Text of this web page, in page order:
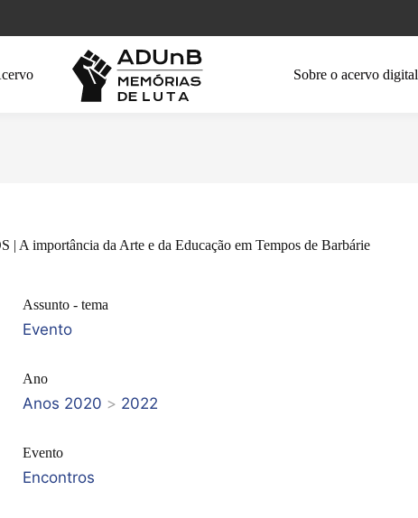
Sobre o acervo digital
| A importância da Arte e da Educação em Tempos de Barbárie
Assunto - tema
Evento
Ano
Anos 2020 > 2022
Evento
Encontros